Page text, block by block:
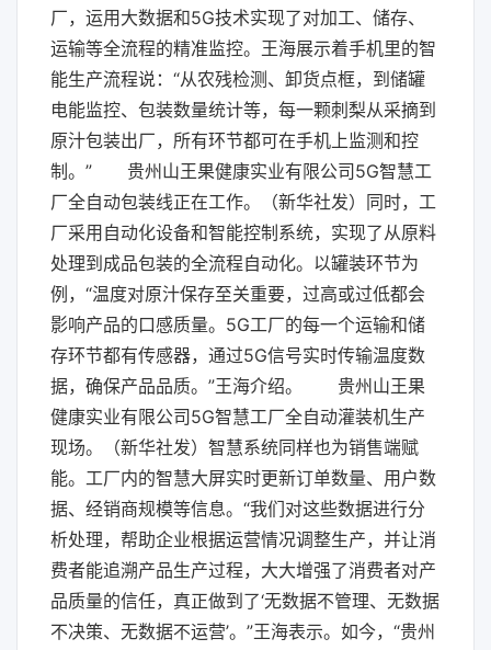
厂，运用大数据和5G技术实现了对加工、储存、
运输等全流程的精准监控。王海展示着手机里的智
能生产流程说：“从农残检测、卸货点框，到储罐
电能监控、包装数量统计等，每一颗刺梨从采摘到
原汁包装出厂，所有环节都可在手机上监测和控
制。” 贵州山王果健康实业有限公司5G智慧工
厂全自动包装线正在工作。（新华社发）同时，工
厂采用自动化设备和智能控制系统，实现了从原料
处理到成品包装的全流程自动化。以罐装环节为
例，“温度对原汁保存至关重要，过高或过低都会
影响产品的口感质量。5G工厂的每一个运输和储
存环节都有传感器，通过5G信号实时传输温度数
据，确保产品品质。”王海介绍。 贵州山王果
健康实业有限公司5G智慧工厂全自动灌装机生产
现场。（新华社发）智慧系统同样也为销售端赋
能。工厂内的智慧大屏实时更新订单数量、用户数
据、经销商规模等信息。“我们对这些数据进行分
析处理，帮助企业根据运营情况调整生产，并让消
费者能追溯产品生产过程，大大增强了消费者对产
品质量的信任，真正做到了‘无数据不管理、无数据
不决策、无数据不运营’。”王海表示。如今，“贵州